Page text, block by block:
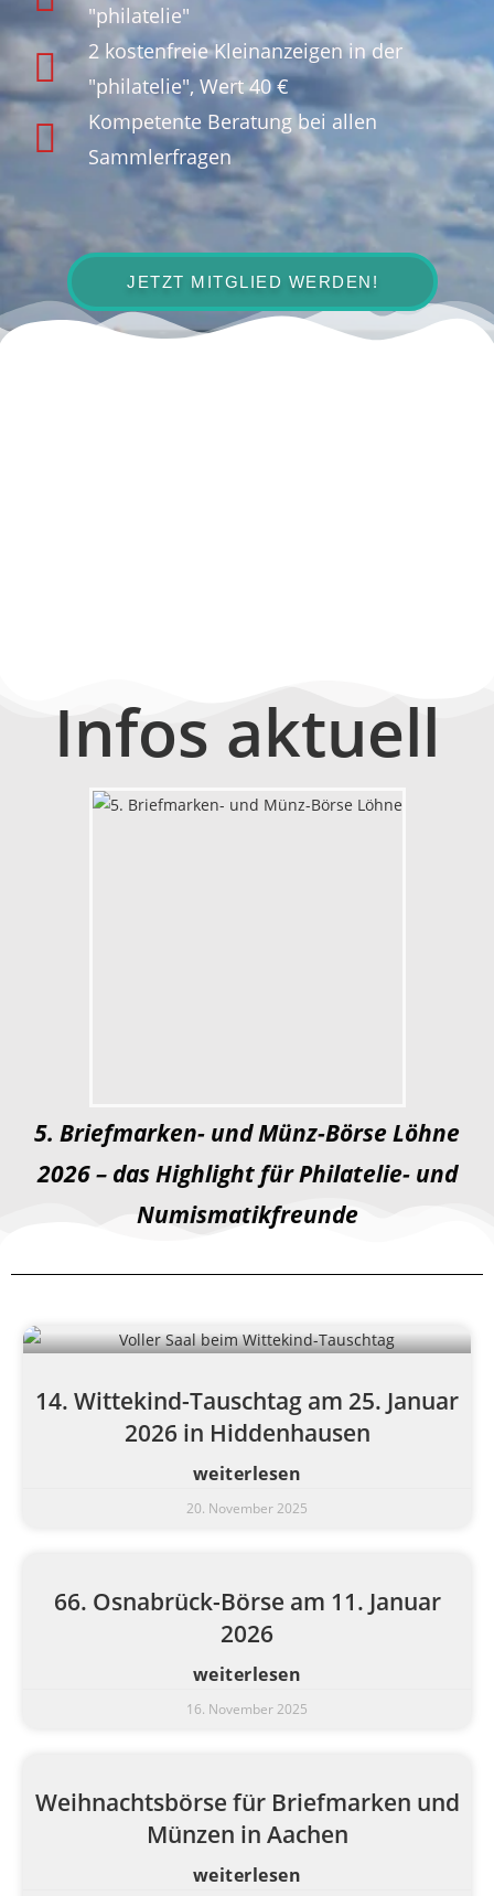
"philatelie"
2 kostenfreie Kleinanzeigen in der
"philatelie", Wert 40 €
Kompetente Beratung bei allen
Sammlerfragen
JETZT MITGLIED WERDEN!
Infos aktuell
5. Briefmarken- und Münz-Börse Löhne
2026 – das Highlight für Philatelie- und
Numismatikfreunde
14. Wittekind-Tauschtag am 25. Januar
2026 in Hiddenhausen
weiterlesen
20. November 2025
66. Osnabrück-Börse am 11. Januar
2026
weiterlesen
16. November 2025
Weihnachtsbörse für Briefmarken und
Münzen in Aachen
weiterlesen